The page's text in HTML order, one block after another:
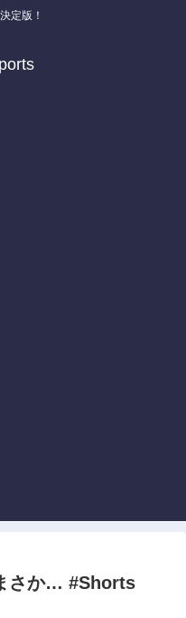
定版！
さか… #Shorts